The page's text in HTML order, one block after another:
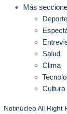
Más
Salud
Clima
Cultura
Notinúcleo All Right